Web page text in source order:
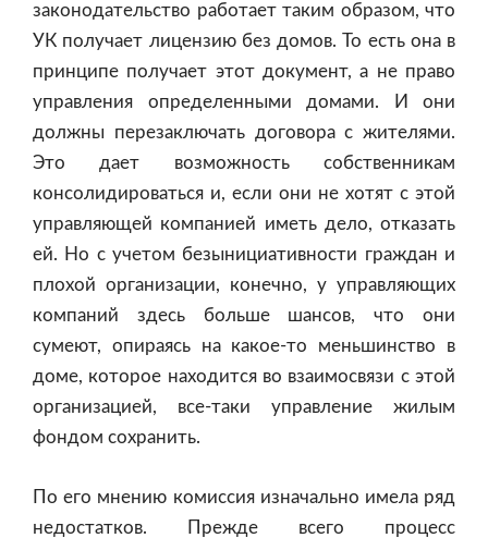
законодательство работает таким образом, что
УК получает лицензию без домов. То есть она в
принципе получает этот документ, а не право
управления определенными домами. И они
должны перезаключать договора с жителями.
Это дает возможность собственникам
консолидироваться и, если они не хотят с этой
управляющей компанией иметь дело, отказать
ей. Но с учетом безынициативности граждан и
плохой организации, конечно, у управляющих
компаний здесь больше шансов, что они
сумеют, опираясь на какое-то меньшинство в
доме, которое находится во взаимосвязи с этой
организацией, все-таки управление жилым
фондом сохранить.
По его мнению комиссия изначально имела ряд
недостатков. Прежде всего процесс